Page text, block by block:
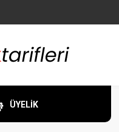
ÜYELİK